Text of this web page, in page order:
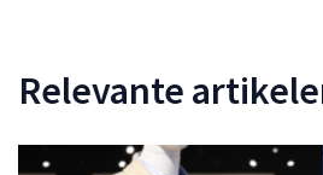
Relevante